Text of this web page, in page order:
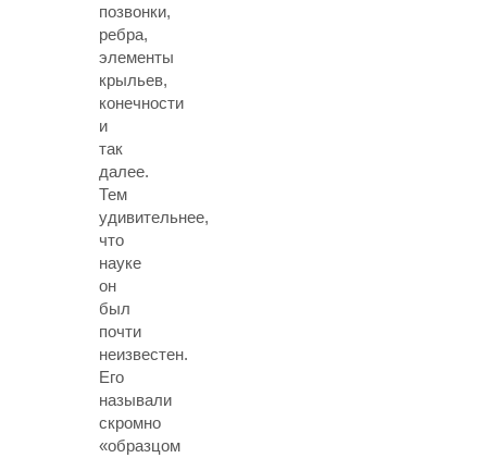
позвонки,
ребра,
элементы
крыльев,
конечности
и
так
далее.
Тем
удивительнее,
что
науке
он
был
почти
неизвестен.
Его
называли
скромно
«образцом